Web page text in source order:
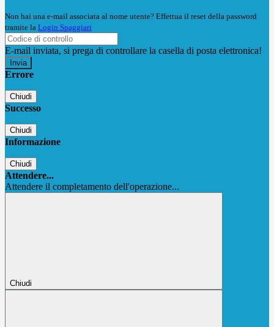
Non hai una e-mail associata al nome utente? Effettua il reset della password
tramite la Login Spaggiari
E-mail inviata, si prega di controllare la casella di posta elettronica!
Errore
Chiudi
Successo
Chiudi
Informazione
Chiudi
Attendere...
Attendere il completamento dell'operazione...
Chiudi